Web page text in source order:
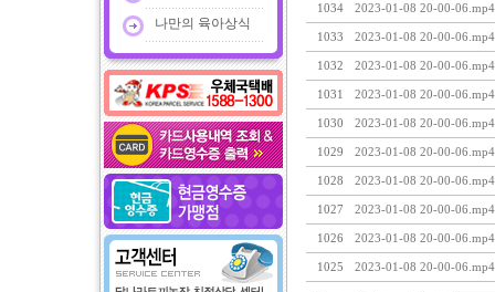
나만의 육아상식
1034 2023-01-08 20-00-
1033 2023-01-08 20-00-06.mp4
1032 2023-01-08 20-00-06.mp4
1031 2023-01-08 20-00-06.mp4
1030 2023-01-08 20-00-06.mp4
1029 2023-01-08 20-00-06.mp4
1028 2023-01-08 20-00-06.mp4
1027 2023-01-08 20-00-06.mp4
1026 2023-01-08 20-00-06.mp4
1025 2023-01-08 20-00-06.mp4